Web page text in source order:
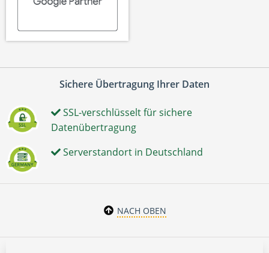
Sichere Übertragung Ihrer Daten
SSL-verschlüsselt für sichere
Datenübertragung
Serverstandort in Deutschland
NACH OBEN